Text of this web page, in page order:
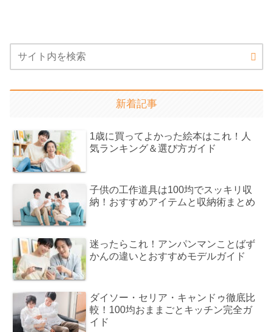
新着記事
1歳に買ってよかった絵本はこれ！人
気ランキング＆選び方ガイド
子供の工作道具は100均でスッキリ収
納！おすすめアイテムと収納術まとめ
迷ったらこれ！アンパンマンことばず
かんの違いとおすすめモデルガイド
ダイソー・セリア・キャンドゥ徹底比
較！100均おままごとキッチン完全ガ
イド